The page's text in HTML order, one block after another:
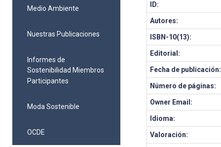
Medio Ambiente
Nuestras Publicaciones
Informes de
Sostenibilidad Miembros
Participantes
Moda Sostenible
OCDE
ID:
Autores:
ISBN-10(13):
Editorial:
Fecha de publicación:
Número de páginas:
Owner Email:
Idioma:
Valoración: